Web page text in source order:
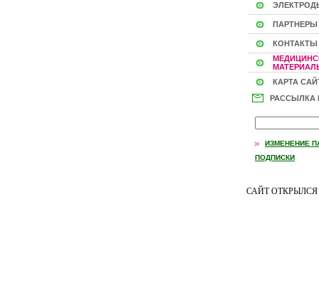
ПАРТНЕРЫ
КОНТАКТЫ
КАРТА
РАССЫЛКА
ИЗМЕНЕНИЕ
ПОДПИСКИ
САЙТ ОТКРЫЛСЯ